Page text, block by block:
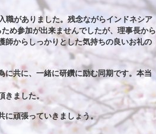
職がありました。残念ながらインドネシア
め参加が出来ませんでしたが、理事長から
師からしっかりとした気持ちの良いお礼の
に共に、一緒に研鑽に励む同期です。本当
きました。
に頑張っていきましょう。